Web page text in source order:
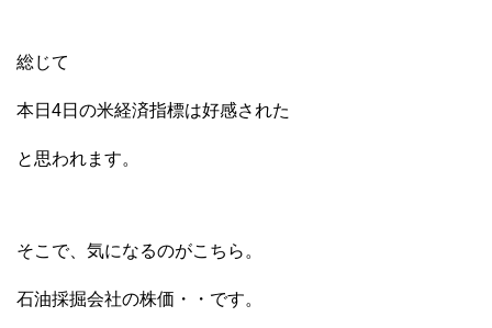
総じて
本日4日の米経済指標は好感された
と思われます。
そこで、気になるのがこちら。
石油採掘会社の株価・・です。